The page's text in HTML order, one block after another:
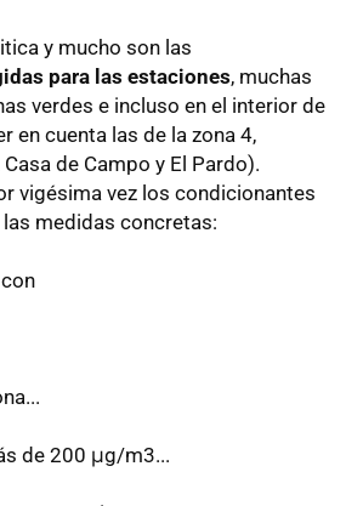
y mucho son las
para las estaciones, muchas
verdes e incluso en el interior de
en cuenta las de la zona 4,
de Campo y El Pardo).
vigésima vez los condicionantes
medidas concretas:
de 200 μg/m3...